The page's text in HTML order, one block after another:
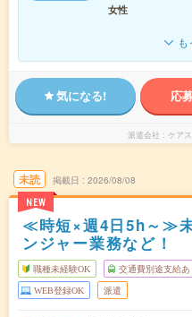
女性
気になる! 応
派遣会社 ケア
未読
NEW
掲載日 2026/08/08
≪時短×週4日5h～≫
ンジャー業務など！
職種未経験OK 交通費別途支給あ
WEB登録OK 派遣